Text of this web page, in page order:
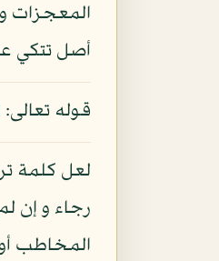
المعجزات و
أصل تتكي
قوله
لعل كلمة
رجاء و إن
المخاطب